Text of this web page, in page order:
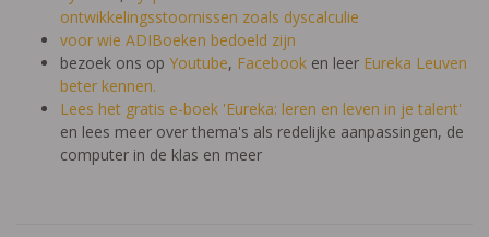
ontwikkelingsstoornissen zoals dyscalculie
voor wie ADIBoeken bedoeld zijn
bezoek ons op Youtube, Facebook en leer Eureka Leuven
beter kennen.
Lees het gratis e-boek 'Eureka: leren en leven in je talent'
en lees meer over thema's als redelijke aanpassingen, de
computer in de klas en meer